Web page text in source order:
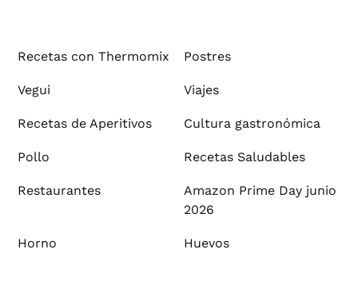
Recetas con Thermomix Postres
Vegui Viajes
Recetas de Aperitivos Cultura gastronómica
Pollo Recetas Saludables
Restaurantes
Amazon Prime Day junio
2026
Horno Huevos